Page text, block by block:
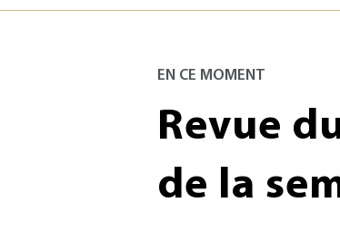
EN CE MOMENT
Revue
de la